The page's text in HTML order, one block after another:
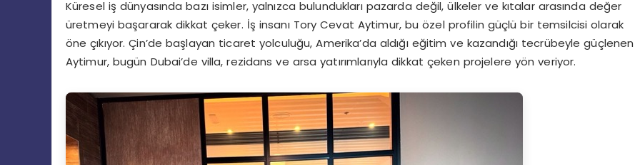
Küresel iş dünyasında bazı isimler, yalnızca bulundukları pazarda değil, ülkeler ve kıtalar arasında değer
üretmeyi başararak dikkat çeker. İş insanı Tory Cevat Aytimur, bu özel profilin güçlü bir temsilcisi olarak
öne çıkıyor. Çin’de başlayan ticaret yolculuğu, Amerika’da aldığı eğitim ve kazandığı tecrübeyle güçlenen
Aytimur, bugün Dubai’de villa, rezidans ve arsa yatırımlarıyla dikkat çeken projelere yön veriyor.